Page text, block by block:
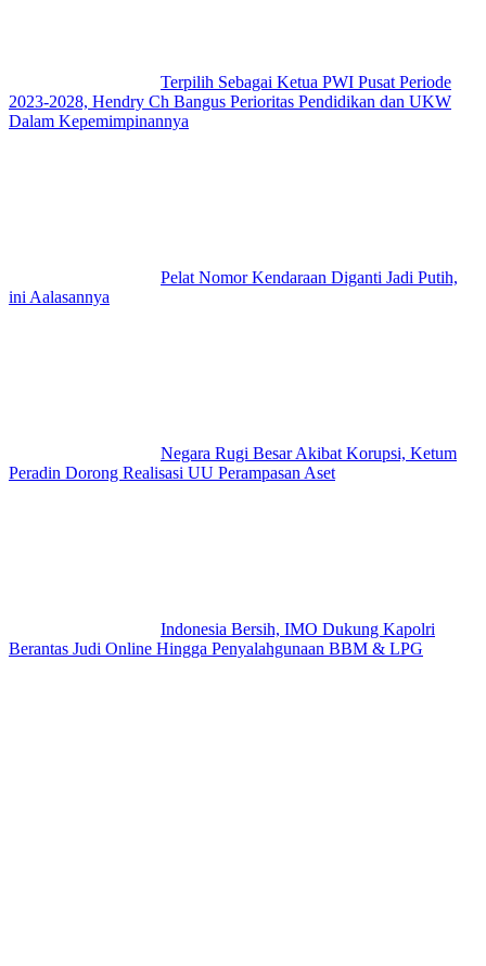
Terpilih Sebagai Ketua PWI Pusat Periode
2023-2028, Hendry Ch Bangus Perioritas Pendidikan dan UKW
Dalam Kepemimpinannya
Pelat Nomor Kendaraan Diganti Jadi Putih,
ini Aalasannya
Negara Rugi Besar Akibat Korupsi, Ketum
Peradin Dorong Realisasi UU Perampasan Aset
Indonesia Bersih, IMO Dukung Kapolri
Berantas Judi Online Hingga Penyalahgunaan BBM & LPG